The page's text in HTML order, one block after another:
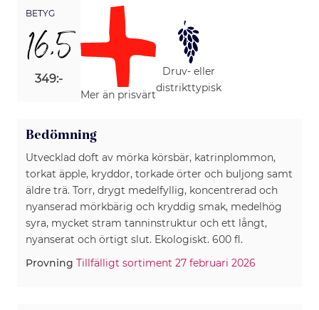
BETYG
16,5
349:-
Mer än prisvärt
Druv- eller
distrikttypisk
Bedömning
Utvecklad doft av mörka körsbär, katrinplommon,
torkat äpple, kryddor, torkade örter och buljong samt
äldre trä. Torr, drygt medelfyllig, koncentrerad och
nyanserad mörkbärig och kryddig smak, medelhög
syra, mycket stram tanninstruktur och ett långt,
nyanserat och örtigt slut. Ekologiskt. 600 fl.
Provning Tillfälligt sortiment 27 februari 2026